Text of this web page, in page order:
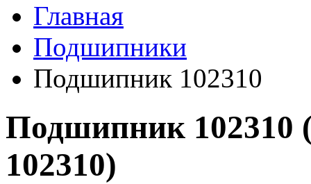
Главная
Подшипники
Подшипник 102310
Подшипник 102310
102310)